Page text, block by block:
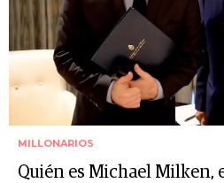
MILLONARIOS
Quién es Michael Milken,